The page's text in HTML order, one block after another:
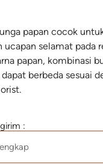
papan cocok
ucapan selamat pada
papan, kombinasi
berbeda sesuai
: